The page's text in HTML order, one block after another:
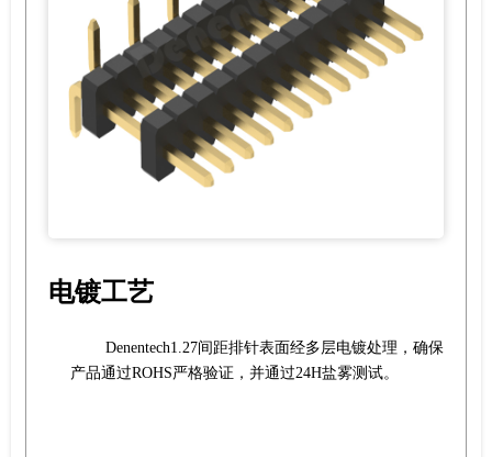
电镀工艺
Denentech1.27间距排针表面经多层电镀处理，确保
产品通过ROHS严格验证，并通过24H盐雾测试。